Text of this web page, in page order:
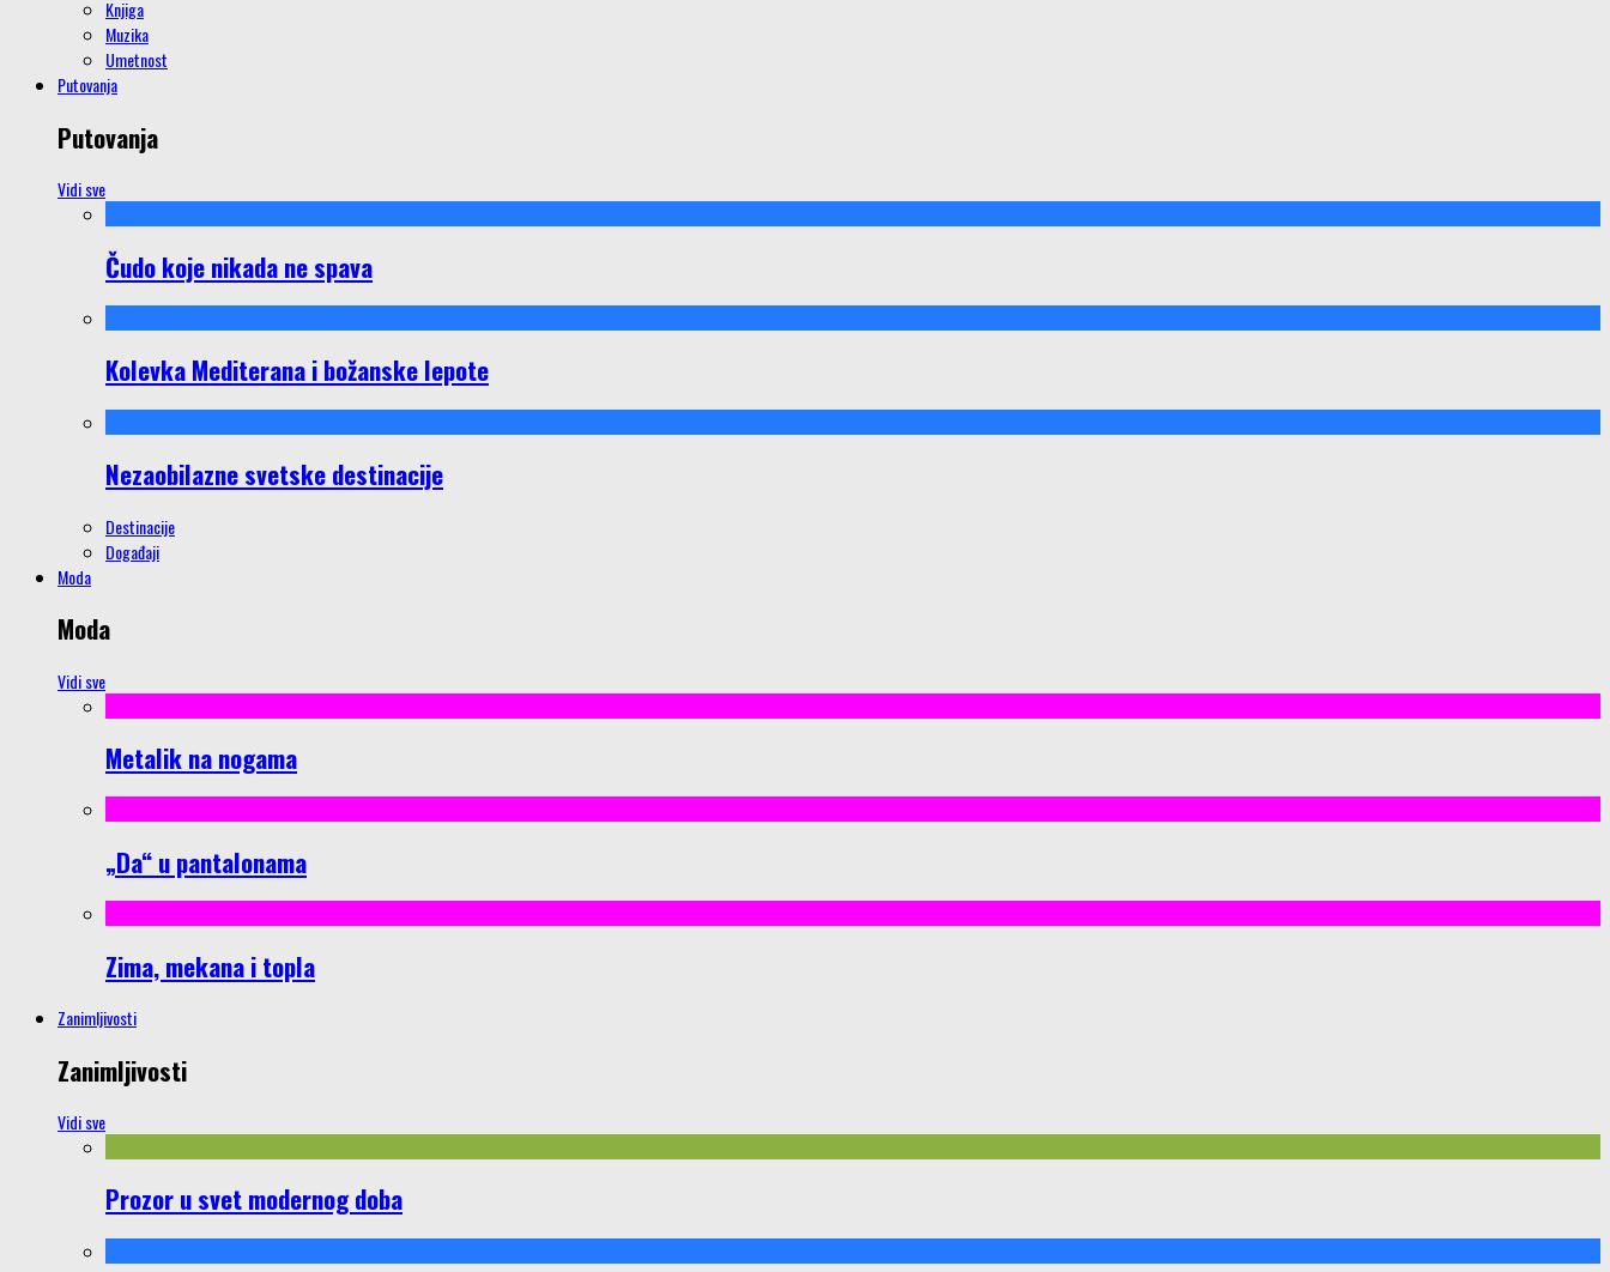
Knjiga
Muzika
Umetnost
Putovanja
Putovanja
Vidi sve
Čudo koje nikada ne spava
Kolevka Mediterana i božanske lepote
Nezaobilazne svetske destinacije
Destinacije
Događaji
Moda
Moda
Vidi sve
Metalik na nogama
„Da“ u pantalonama
Zima, mekana i topla
Zanimljivosti
Zanimljivosti
Vidi sve
Prozor u svet modernog doba